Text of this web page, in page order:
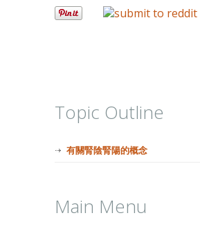
Topic Outline
有關腎陰腎陽的概念
Main Menu